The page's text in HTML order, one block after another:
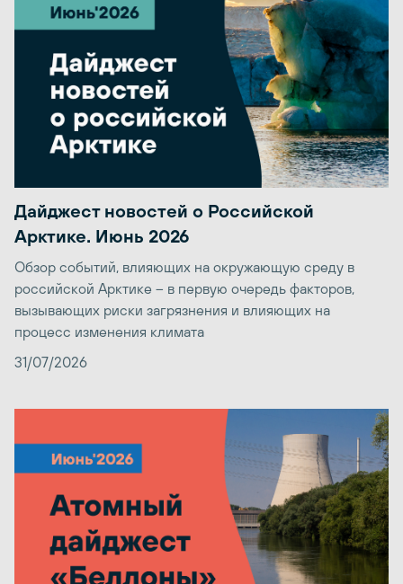
Дайджест новостей о Российской
Арктике. Июнь 2026
Обзор событий, влияющих на окружающую среду в
российской Арктике – в первую очередь факторов,
вызывающих риски загрязнения и влияющих на
процесс изменения климата
31/07/2026